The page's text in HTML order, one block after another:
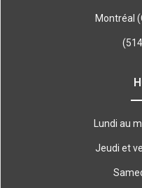
Montréal
Lundi au
Jeudi et